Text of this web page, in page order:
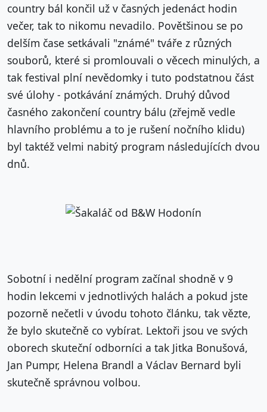
country bál končil už v časných jedenáct hodin
večer, tak to nikomu nevadilo. Povětšinou se po
delším čase setkávali "známé" tváře z různých
souborů, které si promlouvali o věcech minulých, a
tak festival plní nevědomky i tuto podstatnou část
své úlohy - potkávání známých. Druhý důvod
časného zakončení country bálu (zřejmě vedle
hlavního problému a to je rušení nočního klidu)
byl taktéž velmi nabitý program následujících dvou
dnů.
Sobotní i nedělní program začínal shodně v 9
hodin lekcemi v jednotlivých halách a pokud jste
pozorně nečetli v úvodu tohoto článku, tak vězte,
že bylo skutečně co vybírat. Lektoři jsou ve svých
oborech skuteční odborníci a tak Jitka Bonušová,
Jan Pumpr, Helena Brandl a Václav Bernard byli
skutečně správnou volbou.